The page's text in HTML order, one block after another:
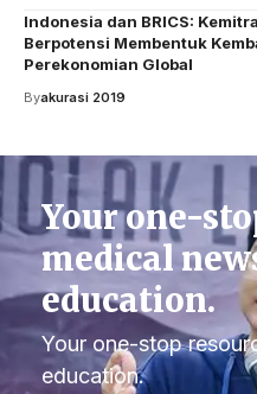
Indonesia dan BRICS:
Berpotensi Membentuk
Perekonomian Global
Byakurasi 2019
Your one-
medical
education.
Your one-stop
education.